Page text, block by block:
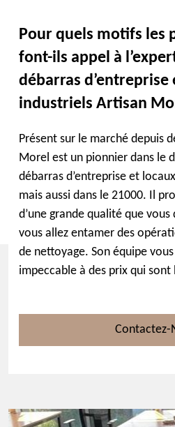
Pour quels motifs les
font-ils appel à
débarras d’entreprise
industriels Artisan
Présent sur le marché depuis
Morel est un pionnier dans le
débarras d’entreprise et
mais aussi dans le 21000. Il
d’une grande qualité que
vous allez entamer des
de nettoyage. Son équipe
impeccable à des prix qui sont
Contactez-